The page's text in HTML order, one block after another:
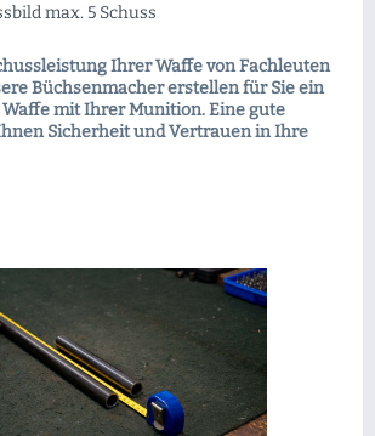
max. 5 Schuss
Ihrer Waffe von Fachleuten
Büchsenmacher erstellen für Sie ein
mit Ihrer Munition. Eine gute
Sicherheit und Vertrauen in Ihre